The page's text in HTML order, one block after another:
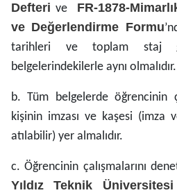
Defteri ve FR-1878-
ve Değerlendirme Formu
tarihleri ve toplam staj
belgelerindekilerle aynı olmalıdır.
b. Tüm belgelerde öğrencinin
kişinin imzası ve kaşesi (imza
atılabilir) yer almalıdır.
c. Öğrencinin çalışmalarını
Yıldız Teknik